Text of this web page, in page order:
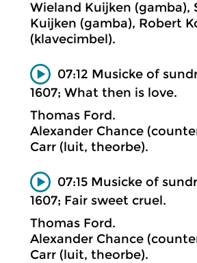
Wieland Kuijken (gamba),
Kuijken (gamba), Robert
(klavecimbel).
07:12 Musicke of
1607; What then is love.
Thomas Ford.
Alexander Chance
Carr (luit, theorbe).
07:15 Musicke of
1607; Fair sweet cruel.
Thomas Ford.
Alexander Chance
Carr (luit, theorbe).